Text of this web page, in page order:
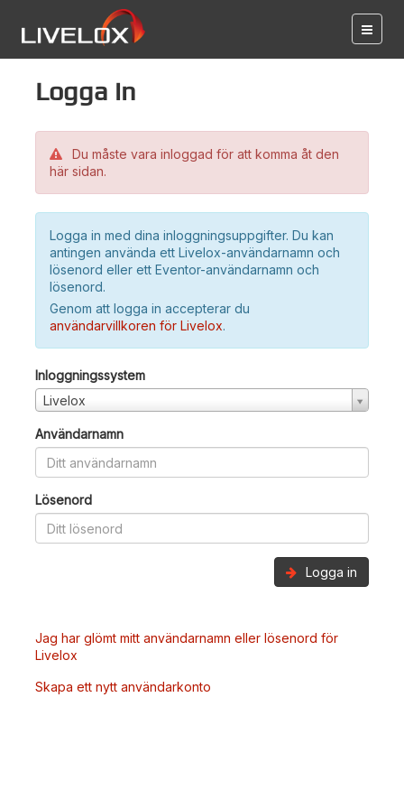
Logga in
Du måste vara inloggad för att komma åt den
här sidan.
Logga in med dina inloggningsuppgifter. Du kan
antingen använda ett Livelox-användarnamn och
lösenord eller ett Eventor-användarnamn och
lösenord.
Genom att logga in accepterar du
användarvillkoren för Livelox.
Inloggningssystem
Livelox
Användarnamn
Lösenord
Logga in
Jag har glömt mitt användarnamn eller lösenord för
Livelox
Skapa ett nytt användarkonto